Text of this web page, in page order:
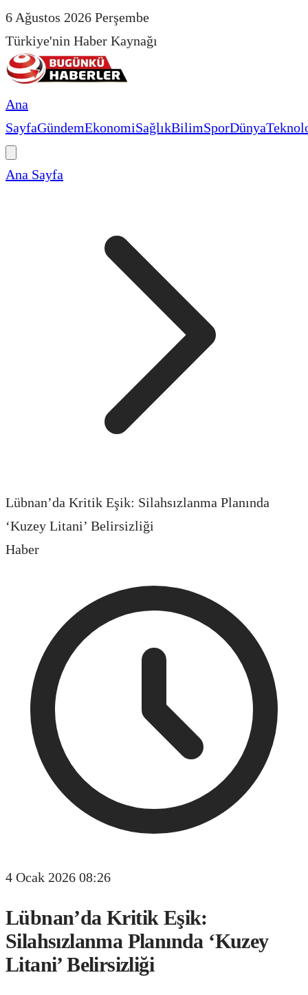
6 Ağustos 2026 Perşembe
Türkiye'nin Haber Kaynağı
Ana
SayfaGündemEkonomiSağlıkBilimSporDünya
Ana Sayfa
Lübnan’da Kritik Eşik: Silahsızlanma Planında
‘Kuzey Litani’ Belirsizliği
Haber
4 Ocak 2026 08:26
Lübnan’da Kritik Eşik:
Silahsızlanma Planında ‘Kuzey
Litani’ Belirsizliği